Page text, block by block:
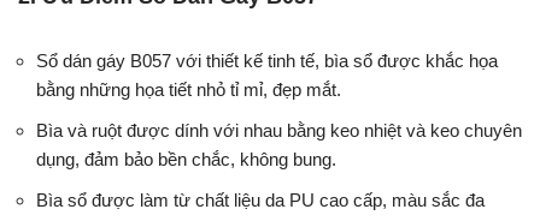
Sổ dán gáy B057 với thiết kế tinh tế, bìa sổ được khắc họa
bằng những họa tiết nhỏ tỉ mỉ, đẹp mắt.
Bìa và ruột được dính với nhau bằng keo nhiệt và keo chuyên
dụng, đảm bảo bền chắc, không bung.
Bìa sổ được làm từ chất liệu da PU cao cấp, màu sắc đa